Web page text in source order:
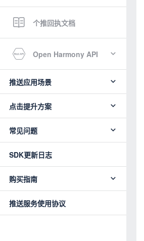
个推回执文档
Open Harmony API
推送应用场景
点击提升方案
常见问题
SDK更新日志
购买指南
推送服务使用协议